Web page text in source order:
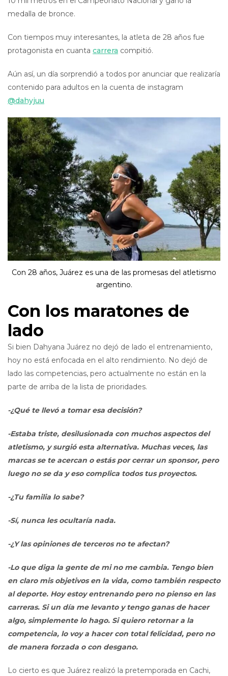
medalla de bronce.
Con tiempos muy interesantes, la atleta de 28 años fue
protagonista en cuanta carrera compitió.
Aún así, un día sorprendió a todos por anunciar que realizaría
contenido para adultos en la cuenta de instagram
@dahyjuu
Con 28 años, Juárez es una de las promesas del atletismo
argentino.
Con los maratones de
lado
Si bien Dahyana Juárez no dejó de lado el entrenamiento,
hoy no está enfocada en el alto rendimiento. No dejó de
lado las competencias, pero actualmente no están en la
parte de arriba de la lista de prioridades.
-¿Qué te llevó a tomar esa decisión?
-Estaba triste, desilusionada con muchos aspectos del
atletismo, y surgió esta alternativa. Muchas veces, las
marcas se te acercan o estás por cerrar un sponsor, pero
luego no se da y eso complica todos tus proyectos.
-¿Tu familia lo sabe?
-Sí, nunca les ocultaría nada.
-¿Y las opiniones de terceros no te afectan?
-Lo que diga la gente de mi no me cambia. Tengo bien
en claro mis objetivos en la vida, como también respecto
al deporte. Hoy estoy entrenando pero no pienso en las
carreras. Si un día me levanto y tengo ganas de hacer
algo, simplemente lo hago. Si quiero retornar a la
competencia, lo voy a hacer con total felicidad, pero no
de manera forzada o con desgano.
Lo cierto es que Juárez realizó la pretemporada en Cachi,